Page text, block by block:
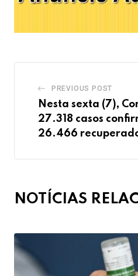
PREVIOUS POST
Nesta sexta (7),
27.318 casos
26.466
NOTÍCIAS